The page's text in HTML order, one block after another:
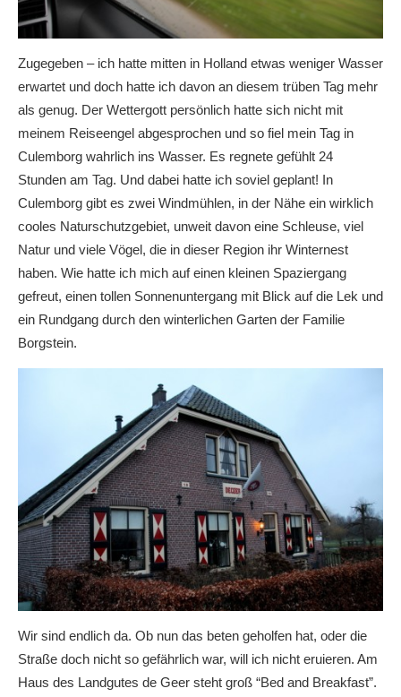
Zugegeben – ich hatte mitten in Holland etwas weniger Wasser
erwartet und doch hatte ich davon an diesem trüben Tag mehr
als genug. Der Wettergott persönlich hatte sich nicht mit
meinem Reiseengel abgesprochen und so fiel mein Tag in
Culemborg wahrlich ins Wasser. Es regnete gefühlt 24
Stunden am Tag. Und dabei hatte ich soviel geplant! In
Culemborg gibt es zwei Windmühlen, in der Nähe ein wirklich
cooles Naturschutzgebiet, unweit davon eine Schleuse, viel
Natur und viele Vögel, die in dieser Region ihr Winternest
haben. Wie hatte ich mich auf einen kleinen Spaziergang
gefreut, einen tollen Sonnenuntergang mit Blick auf die Lek und
ein Rundgang durch den winterlichen Garten der Familie
Borgstein.
Wir sind endlich da. Ob nun das beten geholfen hat, oder die
Straße doch nicht so gefährlich war, will ich nicht eruieren. Am
Haus des Landgutes de Geer steht groß “Bed and Breakfast”.